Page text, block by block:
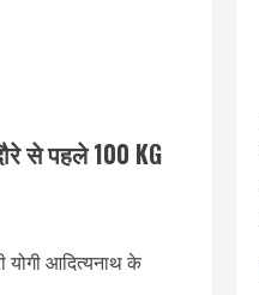
से पहले 100 KG
योगी आदित्यनाथ के